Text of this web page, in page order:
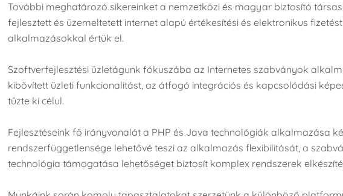
További meghatározó sikereinket a nemzetközi és magyar biztosító
fejlesztett és üzemeltetett internet alapú értékesítési és elektronikus
alkalmazásokkal értük el.
Szoftverfejlesztési üzletágunk fókuszába az Internetes szabványok
kibővített üzleti funkcionalitást, az átfogó integrációs és kapcsolódási
tűzte ki célul.
Fejlesztéseink fő irányvonalát a PHP és Java technológiák alkalmazása
rendszerfüggetlensége lehetővé teszi az alkalmazás flexibilitását, a
technológia támogatása lehetőséget biztosít komplex rendszerek